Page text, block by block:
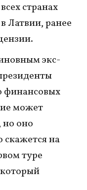
странах
Латвии, ранее
экс-
финансовых
может
но оно
на
туре